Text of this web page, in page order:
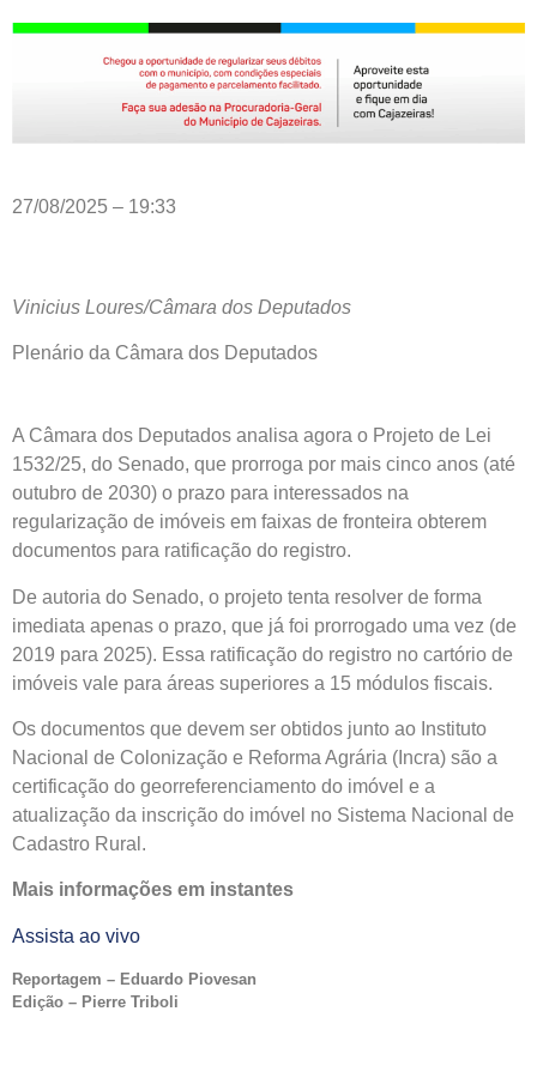
27/08/2025 – 19:33
Vinicius Loures/Câmara dos Deputados
Plenário da Câmara dos Deputados
A Câmara dos Deputados analisa agora o Projeto de Lei
1532/25, do Senado, que prorroga por mais cinco anos (até
outubro de 2030) o prazo para interessados na
regularização de imóveis em faixas de fronteira obterem
documentos para ratificação do registro.
De autoria do Senado, o projeto tenta resolver de forma
imediata apenas o prazo, que já foi prorrogado uma vez (de
2019 para 2025). Essa ratificação do registro no cartório de
imóveis vale para áreas superiores a 15 módulos fiscais.
Os documentos que devem ser obtidos junto ao Instituto
Nacional de Colonização e Reforma Agrária (Incra) são a
certificação do georreferenciamento do imóvel e a
atualização da inscrição do imóvel no Sistema Nacional de
Cadastro Rural.
Mais informações em instantes
Assista ao vivo
Reportagem – Eduardo Piovesan
Edição – Pierre Triboli